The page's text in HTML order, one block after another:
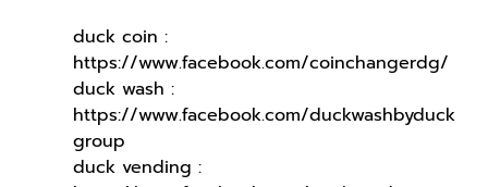
duck coin :
https://www.facebook.com/coinchangerdg/
duck wash :
https://www.facebook.com/duckwashbyduck
group
duck vending :